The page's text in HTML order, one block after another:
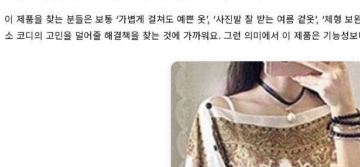
이 제품을 찾는 분들은 보통 ‘가볍게 걸쳐도 예쁜 옷’, ‘사진발 잘 받는 여름 겉옷’, ‘체형
소 코디의 고민을 덜어줄 해결책을 찾는 것에 가까워요. 그런 의미에서 이 제품은 기능성